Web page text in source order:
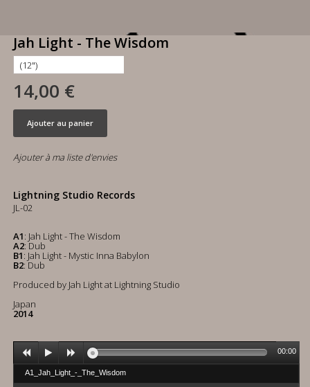
Jah Light - The Wisdom
14,00 €
Ajouter au panier
Ajouter à ma liste d'envies
Lightning Studio Records
JL-02
A1: Jah Light - The Wisdom
A2: Dub
B1: Jah Light - Mystic Inna Babylon
B2: Dub
Produced by Jah Light at Lightning Studio
Japan
2014
A1_Jah_Light_-_The_Wisdom
00:00